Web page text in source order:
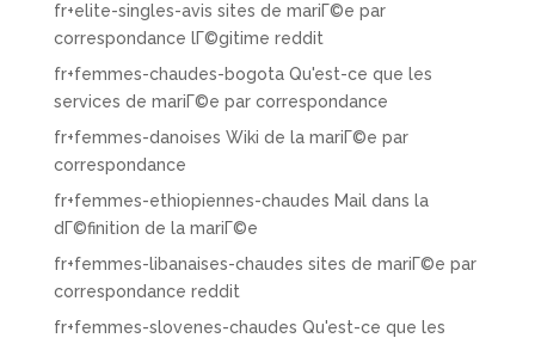
fr+elite-singles-avis sites de mariГ©e par
correspondance lГ©gitime reddit
fr+femmes-chaudes-bogota Qu'est-ce que les
services de mariГ©e par correspondance
fr+femmes-danoises Wiki de la mariГ©e par
correspondance
fr+femmes-ethiopiennes-chaudes Mail dans la
dГ©finition de la mariГ©e
fr+femmes-libanaises-chaudes sites de mariГ©e par
correspondance reddit
fr+femmes-slovenes-chaudes Qu'est-ce que les